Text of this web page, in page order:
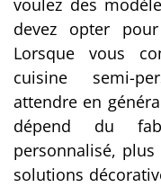
voulez des
devez opter
Lorsque vous
cuisine semi-
attendre en
dépend du
personnalisé,
solutions